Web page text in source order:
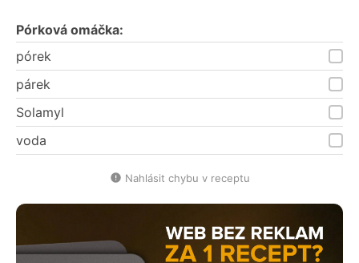
Pórková omáčka:
pórek
párek
Solamyl
voda
Nahlásit chybu v receptu